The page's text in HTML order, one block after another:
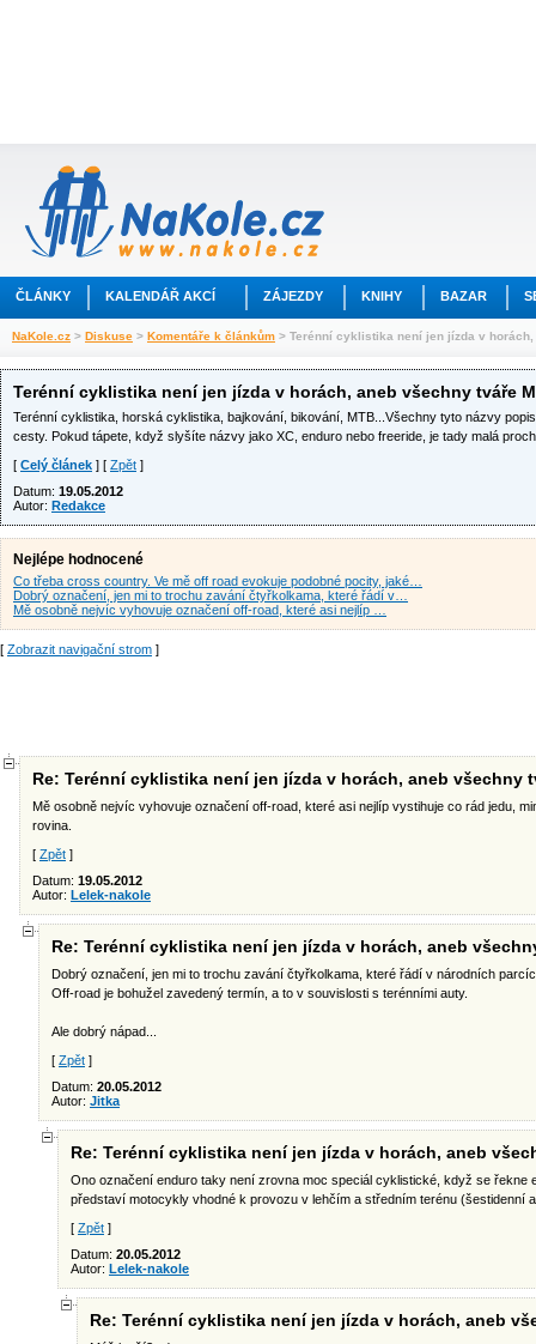
ČLÁNKY KALENDÁŘ AKCÍ ZÁJEZDY KNIHY BAZAR
NaKole.cz > Diskuse > Komentáře k článkům > Terénní cyklistika není jen jízda v
Terénní cyklistika není jen jízda v horách, aneb všechny tváře M
Terénní cyklistika, horská cyklistika, bajkování, bikování, MTB...Všechny tyto názvy
cesty. Pokud tápete, když slyšíte názvy jako XC, enduro nebo freeride, je tady malá
[ Celý článek ] [ Zpět ]
Datum: 19.05.2012
Autor: Redakce
Nejlépe hodnocené
Co třeba cross country. Ve mě off road evokuje podobné pocity, jaké…
Dobrý označení, jen mi to trochu zavání čtyřkolkama, které řádí v…
Mě osobně nejvíc vyhovuje označení off-road, které asi nejlíp …
[ Zobrazit navigační strom ]
Re: Terénní cyklistika není jen jízda v horách, aneb všechny
Mě osobně nejvíc vyhovuje označení off-road, které asi nejlíp vystihuje co rád jedu,
rovina.
[ Zpět ]
Datum: 19.05.2012
Autor: Lelek-nakole
Re: Terénní cyklistika není jen jízda v horách, aneb
Dobrý označení, jen mi to trochu zavání čtyřkolkama, které řádí v národních
Off-road je bohužel zavedený termín, a to v souvislosti s terénními auty.
Ale dobrý nápad...
[ Zpět ]
Datum: 20.05.2012
Autor: Jitka
Re: Terénní cyklistika není jen jízda v horách, aneb
Ono označení enduro taky není zrovna moc speciál cyklistické, když se řekne
představí motocykly vhodné k provozu v lehčím a středním terénu (šestidenní
[ Zpět ]
Datum: 20.05.2012
Autor: Lelek-nakole
Re: Terénní cyklistika není jen jízda v horách, aneb